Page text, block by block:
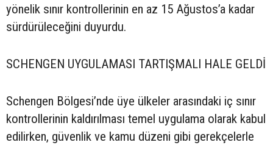
yönelik sınır kontrollerinin en az 15 Ağustos’a kadar
sürdürüleceğini duyurdu.
SCHENGEN UYGULAMASI TARTIŞMALI HALE GELDİ
Schengen Bölgesi’nde üye ülkeler arasındaki iç sınır
kontrollerinin kaldırılması temel uygulama olarak kabul
edilirken, güvenlik ve kamu düzeni gibi gerekçelerle